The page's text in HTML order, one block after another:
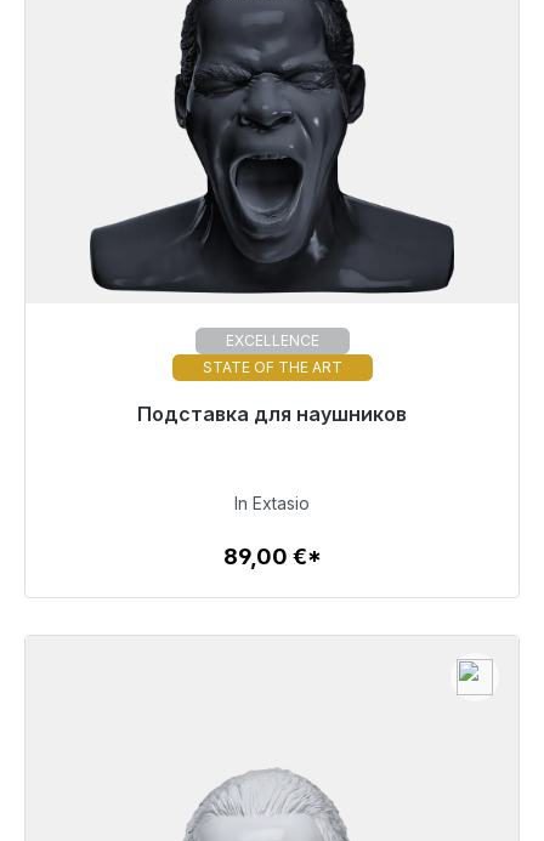
EXCELLENCE
STATE OF THE ART
Подставка для наушников
Готовы к немедленной отправке, срок поставки
89,00 €
Детали
In Extasio
89,00 €*